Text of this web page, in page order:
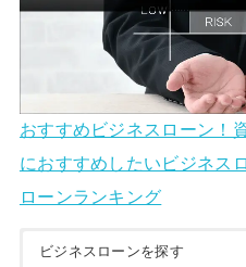
おすすめビジネスローン！
におすすめしたいビジネス
ローンランキング
ビジネスローンを探す